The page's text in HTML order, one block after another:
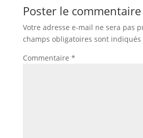
Poster le commentaire
Votre adresse e-mail ne sera pas
champs obligatoires sont indiqués
Commentaire *